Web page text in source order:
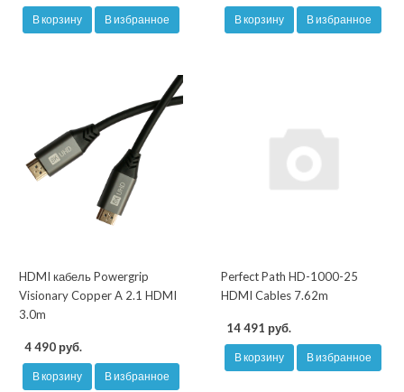
В корзину В избранное В корзину В избранное
HDMI кабель Powergrip
Visionary Copper A 2.1 HDMI
3.0m
4 490 руб.
В корзину В избранное
Perfect Path HD-1000-25
HDMI Cables 7.62m
14 491 руб.
В корзину В избранное